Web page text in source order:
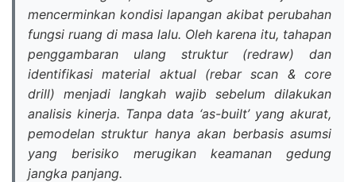
mencerminkan kondisi lapangan akibat perubahan
fungsi ruang di masa lalu. Oleh karena itu, tahapan
penggambaran ulang struktur (redraw) dan
identifikasi material aktual (rebar scan & core
drill) menjadi langkah wajib sebelum dilakukan
analisis kinerja. Tanpa data ‘as-built’ yang akurat,
pemodelan struktur hanya akan berbasis asumsi
yang berisiko merugikan keamanan gedung
jangka panjang.